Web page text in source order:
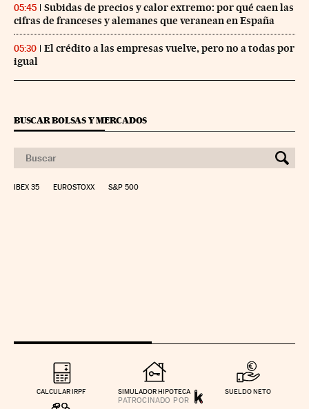
05:45
Subidas de precios y calor extremo: por qué caen las
cifras de franceses y alemanes que veranean en España
05:30
El crédito a las empresas vuelve, pero no a todas por
igual
BUSCAR BOLSAS Y MERCADOS
IBEX 35 EUROSTOXX S&P 500
CALCULAR IRPF SIMULADOR HIPOTECA SUELDO NETO